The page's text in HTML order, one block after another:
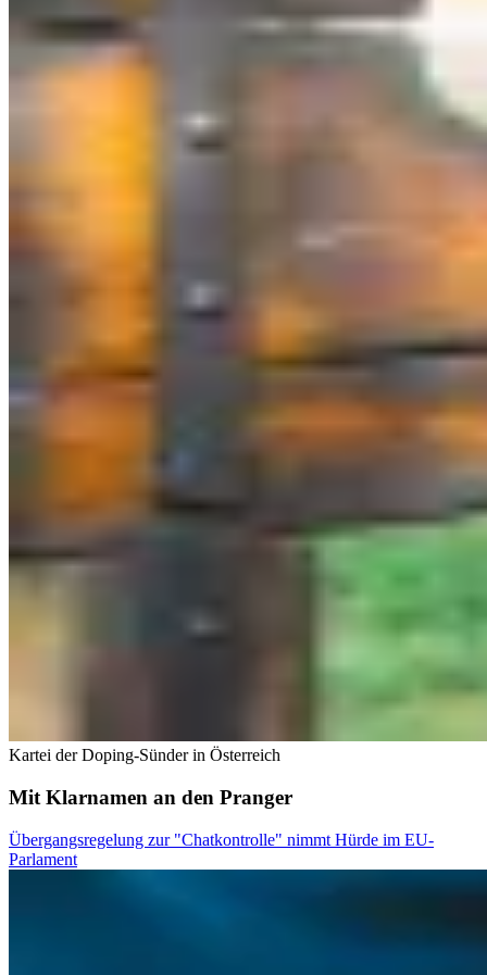
Kartei der Doping-Sünder in Österreich
Mit Klarnamen an den Pranger
Übergangsregelung zur "Chatkontrolle" nimmt Hürde im EU-
Parlament